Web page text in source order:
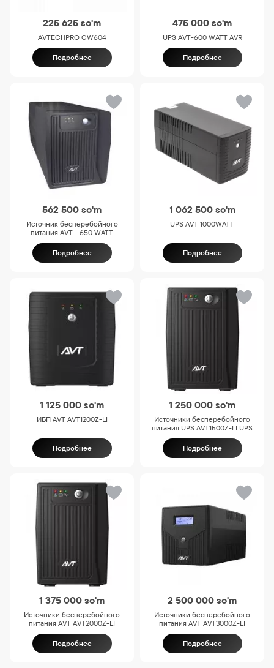
225 625so'm
AVTECHPRO CW604
Подробнее
475 000so'm
UPS AVT-600 WATT AVR
Подробнее
562 500so'm
Источник бесперебойного
питания AVT - 650 WATT
Подробнее
1 062 500 so'm
UPS AVT 1000WATT
Подробнее
1 125 000so'm
ИБП AVT AVT1200Z-LI
Подробнее
1 250 000so'm
Источники бесперебойного
питания UPS AVT1500Z-LI UPS
Подробнее
1 375 000so'm
Источники бесперебойного
питания AVT AVT2000Z-LI
Подробнее
2 500 000so'm
Источники бесперебойного
питания AVT AVT3000Z-LI
Подробнее